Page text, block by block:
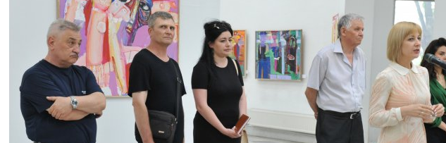
/ Acum 1 oră
VIDEO // Șoferii sunt avertizați să
respecte restricțiile de circulație pe
drumul R3, unde se desfășoară
lucrări de reparație